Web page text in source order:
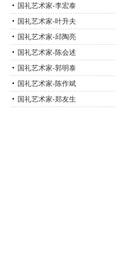
国礼艺术家-李宏泰
国礼艺术家-叶升夫
国礼艺术家-邱陶亮
国礼艺术家-陈会述
国礼艺术家-郭明泰
国礼艺术家-陈作斌
国礼艺术家-郑友生